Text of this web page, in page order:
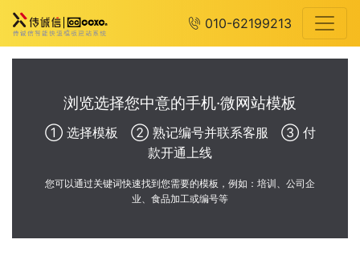
010-62199213
浏览选择您中意的手机·微网站模板
① 选择模板 ② 熟记编号并联系客服 ③ 付
款开通上线
您可以通过关键词快速找到您需要的模板，例如：培训、公司企
业、食品加工或编号等